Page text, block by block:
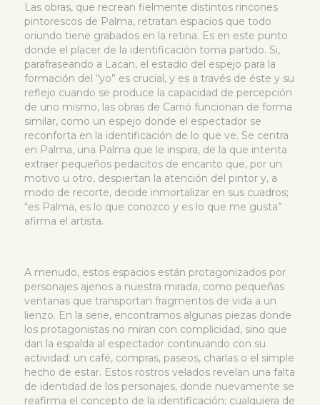
Las obras, que recrean fielmente distintos rincones
pintorescos de Palma, retratan espacios que todo
oriundo tiene grabados en la retina. Es en este punto
donde el placer de la identificación toma partido. Si,
parafraseando a Lacan, el estadio del espejo para la
formación del “yo” es crucial, y es a través de éste y su
reflejo cuando se produce la capacidad de percepción
de uno mismo, las obras de Carrió funcionan de forma
similar, como un espejo donde el espectador se
reconforta en la identificación de lo que ve. Se centra
en Palma, una Palma que le inspira, de la que intenta
extraer pequeños pedacitos de encanto que, por un
motivo u otro, despiertan la atención del pintor y, a
modo de recorte, decide inmortalizar en sus cuadros;
“es Palma, es lo que conozco y es lo que me gusta”
afirma el artista.
A menudo, estos espacios están protagonizados por
personajes ajenos a nuestra mirada, como pequeñas
ventanas que transportan fragmentos de vida a un
lienzo. En la serie, encontramos algunas piezas donde
los protagonistas no miran con complicidad, sino que
dan la espalda al espectador continuando con su
actividad: un café, compras, paseos, charlas o el simple
hecho de estar. Estos rostros velados revelan una falta
de identidad de los personajes, donde nuevamente se
reafirma el concepto de la identificación; cualquiera de